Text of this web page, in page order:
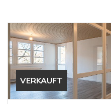
VERKAUFT